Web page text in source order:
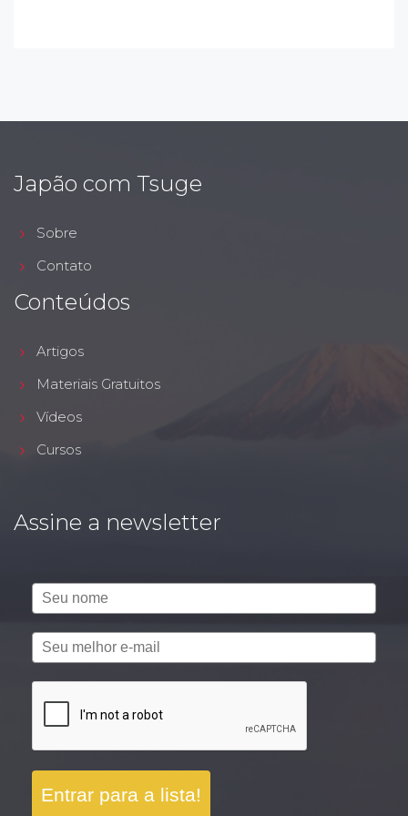
Japão com Tsuge
Sobre
Contato
Conteúdos
Artigos
Materiais Gratuitos
Vídeos
Cursos
Assine a newsletter
Entrar para a lista!